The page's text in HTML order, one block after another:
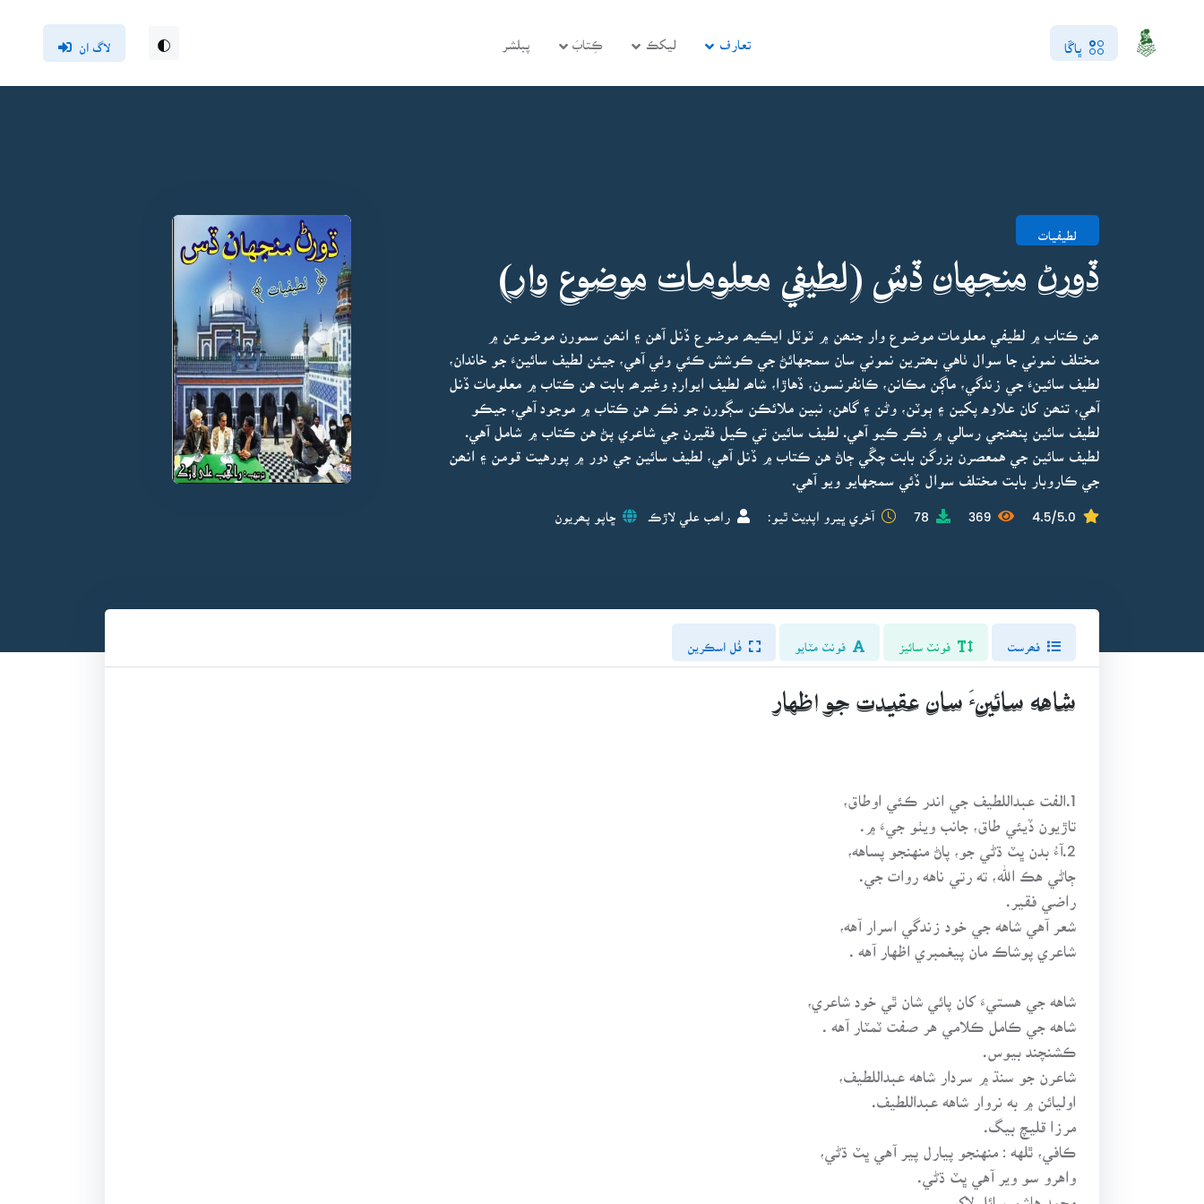
ڀاڱا تعارف ليکڪ ڪِتابَ پبلشر لاگ ان
لطيفيات
ڏورڻ منجهان ڏسُ (لطيفي معلومات موضوع وار)
ھن ڪتاب ۾ لطيفي معلومات موضوع وار جنھن ۾ ٽوٽل ايڪيھہ موضوع ڏنل آهن ۽ انھن سمورن موضوعن ۾
مختلف نموني جا سوال ٺاهي بھترين نموني سان سمجهائڻ جي ڪوشش ڪئي وئي آهي، جيئن لطيف سائينءَ جو خاندان،
لطيف سائينءَ جي زندگي، ماڳن مڪانن، ڪانفرنسون، ڏهاڙا، شاھہ لطيف ايوارڊ وغيرھہ بابت هن ڪتاب ۾ معلومات ڏنل
آهي، تنھن کان علاوه پکين ۽ ٻوٽن، وڻن ۽ گاهن، نبين ملائڪن سڳورن جو ذڪر هن ڪتاب ۾ موجود آهي، جيڪو
لطيف سائين پنھنجي رسالي ۾ ذڪر ڪيو آهي. لطيف سائين تي ڪيل فقيرن جي شاعري پڻ هن ڪتاب ۾ شامل آهي.
لطيف سائين جي همعصرن بزرگن بابت چڱي ڄاڻ هن ڪتاب ۾ ڏنل آهي، لطيف سائين جي دور ۾ پورهيت قومن ۽ انھن
جي ڪاروبار بابت مختلف سوال ڏئي سمجهايو ويو آهي.
4.5/5.0
369
78 آخري ڀيرو اپڊيٽ ٿيو: راھب علي لاڙڪ ڇاپو پھريون
فونٽ سائيز فونٽ مٽايو فُل اسڪرين
شاهه سائينءَ سان عقيدت جو اظهار
1.الفت عبداللطيف جي اندر ڪئي اوطاق،
تاڙيون ڏيئي طاق، جانب ويٺو جيءَ ۾.
ڄاڻي هڪ الله، ته رتي ناهه روات جي.
راضي فقير.
شعر آهي شاهه جي خود زندگي اسرار آهه،
شاعري پوشاڪ مان پيغمبري اظهار آهه .
شاهه جي هستيءَ کان پائي شان ٿي خود شاعري،
شاهه جي ڪامل ڪلامي هر صفت ٽمٽار آهه .
شاعرن جو سنڌ ۾ سردار شاهه عبداللطيف،
اوليائن ۾ به نروار شاهه عبداللطيف.
مرزا قليچ بيگ.
ڪافي، ٿلهه : منهنجو پيارل پير آهي ڀٽ ڌڻي،
واهرو سو وير آهي ڀٽ ڌڻي.
محمد هاشم سائل لاکو.